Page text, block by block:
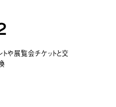
トや展覧会チケットと交